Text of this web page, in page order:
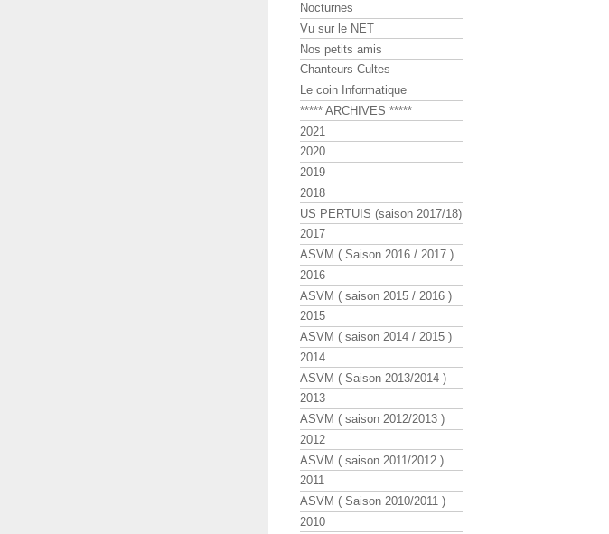
Nocturnes
Vu sur le NET
Nos petits amis
Chanteurs Cultes
Le coin Informatique
***** ARCHIVES *****
2021
2020
2019
2018
US PERTUIS (saison 2017/18)
2017
ASVM ( Saison 2016 / 2017 )
2016
ASVM ( saison 2015 / 2016 )
2015
ASVM ( saison 2014 / 2015 )
2014
ASVM ( Saison 2013/2014 )
2013
ASVM ( saison 2012/2013 )
2012
ASVM ( saison 2011/2012 )
2011
ASVM ( Saison 2010/2011 )
2010